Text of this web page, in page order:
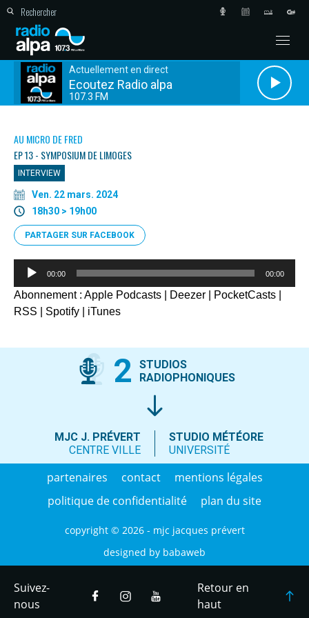
Actuellement en direct
Ecoutez Radio alpa
107.3 FM
AU MICRO DE FRED
EP 13 - SYMPOSIUM DE LIMOGES
INTERVIEW
Ven. 22 mars. 2024
18h30 > 19h00
PARTAGER SUR FACEBOOK
Lecteur
00:00 00:00
Abonnement : Apple Podcasts Deezer PocketCasts
RSS
Spotify iTunes
2
STUDIOS
RADIOPHONIQUES
MJC J. PRÉVERT
CENTRE VILLE
STUDIO MÉTÉORE
UNIVERSITÉ
partenaires contact
mentions légales
politique de confidentialité
plan du site
copyright © 2026 - mjc jacques prévert
designed by babaweb
Suivez-
nous
Retour en
haut